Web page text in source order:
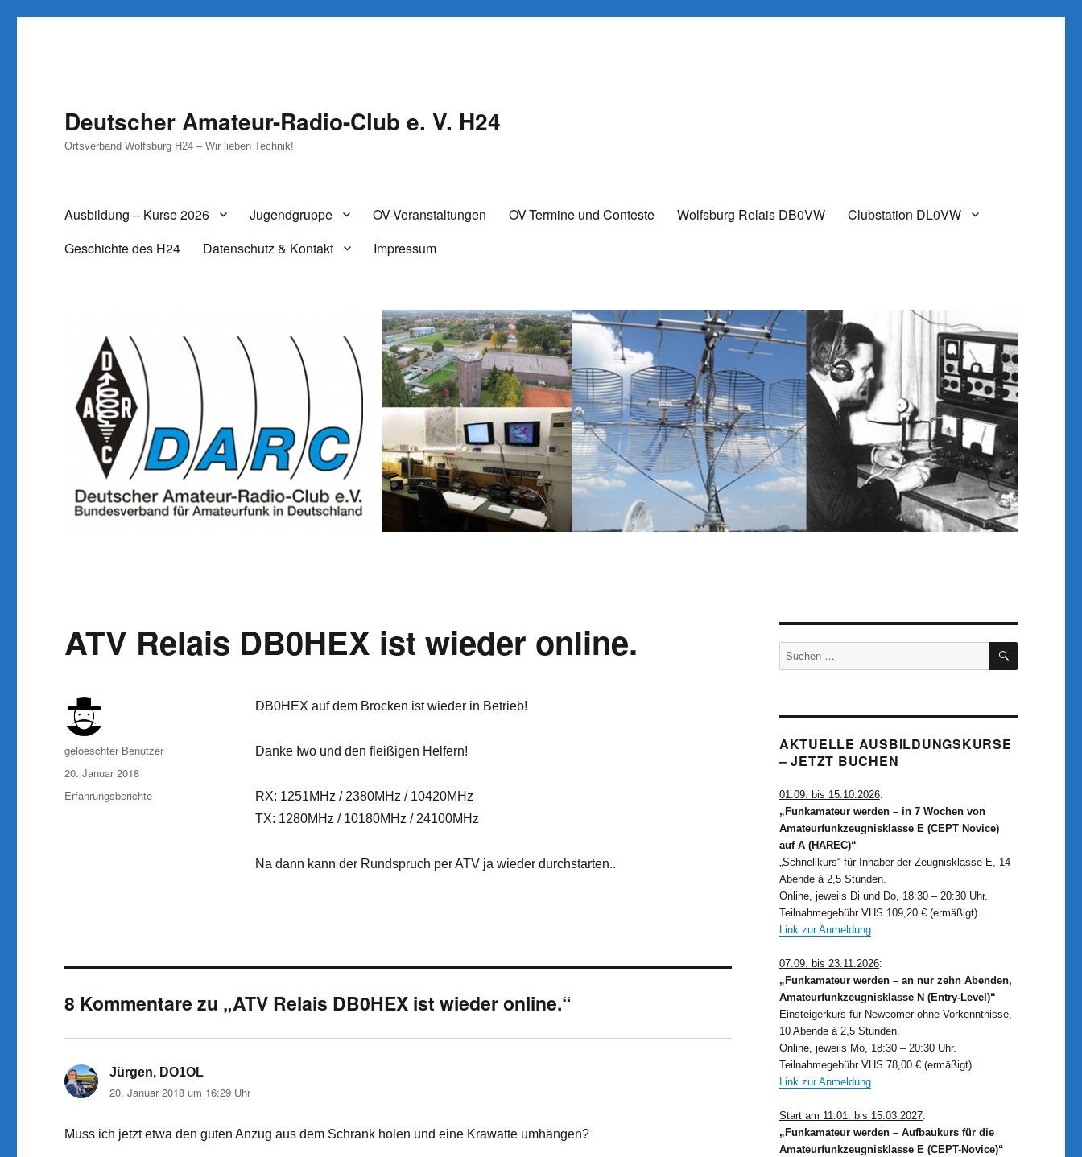
Deutscher Amateur-Radio-Club e. V. H24
Ortsverband Wolfsburg H24 – Wir lieben Technik!
Ausbildung – Kurse 2026 Jugendgruppe OV-Veranstaltungen OV-Termine und Conteste Wolfsburg Relais DB0VW
Clubstation DL0VW
Geschichte des H24
Datenschutz & Kontakt Impressum
ATV Relais DB0HEX ist wieder online.
DB0HEX auf dem Brocken ist wieder in Betrieb!
Danke Iwo und den fleißigen Helfern!
RX: 1251MHz / 2380MHz / 10420MHz
TX: 1280MHz / 10180MHz / 24100MHz
Na dann kann der Rundspruch per ATV ja wieder durchstarten..
Autor
geloeschter Benutzer
Veröffentlicht
am
20. Januar 2018
Kategorien
Erfahrungsberichte
8 Kommentare zu „ATV Relais DB0HEX ist wieder online.“
Jürgen, DO1OL
20. Januar 2018 um 16:29 Uhr
Muss ich jetzt etwa den guten Anzug aus dem Schrank holen und eine Krawatte umhängen?
Suchen
nach:
SUCHEN
AKTUELLE AUSBILDUNGSKURSE
– JETZT BUCHEN
01.09. bis 15.10.2026:
„Funkamateur werden – in 7 Wochen von
Amateurfunkzeugnisklasse E (CEPT Novice)
auf A (HAREC)“
„Schnellkurs“ für Inhaber der Zeugnisklasse E, 14
Abende á 2,5 Stunden.
Online, jeweils Di und Do, 18:30 – 20:30 Uhr.
Teilnahmegebühr VHS 109,20 € (ermäßigt).
Link zur Anmeldung
07.09. bis 23.11.2026:
„Funkamateur werden – an nur zehn Abenden,
Amateurfunkzeugnisklasse N (Entry-Level)“
Einsteigerkurs für Newcomer ohne Vorkenntnisse,
10 Abende á 2,5 Stunden.
Online, jeweils Mo, 18:30 – 20:30 Uhr.
Teilnahmegebühr VHS 78,00 € (ermäßigt).
Link zur Anmeldung
Start am 11.01. bis 15.03.2027:
„Funkamateur werden – Aufbaukurs für die
Amateurfunkzeugnisklasse E (CEPT-Novice)“